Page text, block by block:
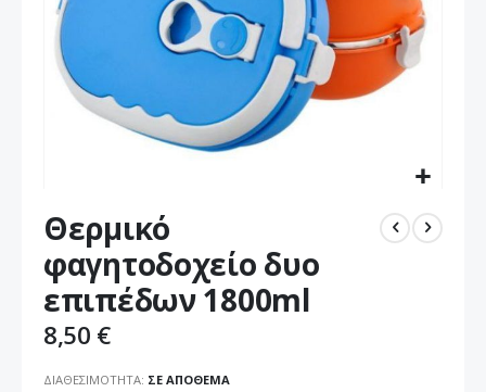
στην
αρχή
της
συλλογής
εικόνων
Θερμικό
φαγητοδοχείο δυο
επιπέδων 1800ml
8,50 €
ΔΙΑΘΕΣΙΜΌΤΗΤΑ: ΣΕ ΑΠΌΘΕΜΑ